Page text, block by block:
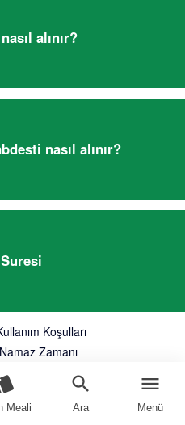
Meali
search
Ara
menu
Menü
alınır?
nasıl alınır?
Koşulları
Namaz Zamanı